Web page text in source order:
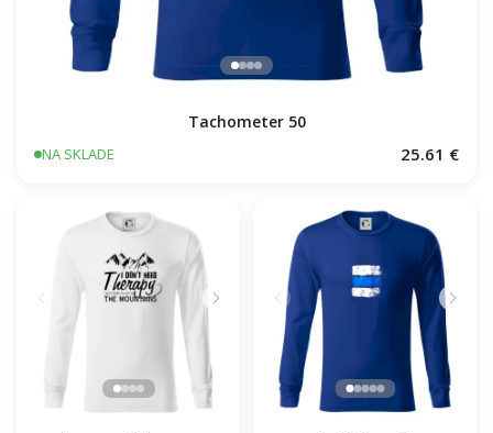
Tachometer 50
NA SKLADE 25.61 €